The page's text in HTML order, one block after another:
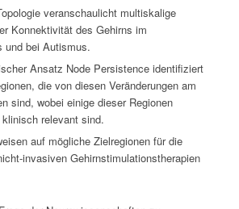
veranschaulicht multiskalige
Konnektivität des Gehirns im
und bei Autismus.
Ansatz Node Persistenceidentifiziert
die von diesen Veränderungen am
sind, wobei einige dieser Regionen
relevant sind.
auf mögliche Zielregionen für die
invasiven Gehirnstimulationstherapien